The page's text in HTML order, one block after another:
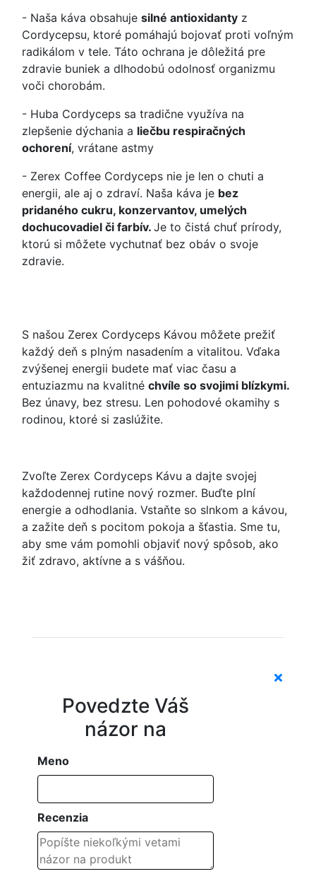
- Naša káva obsahuje silné antioxidanty z
Cordycepsu, ktoré pomáhajú bojovať proti voľným
radikálom v tele. Táto ochrana je dôležitá pre
zdravie buniek a dlhodobú odolnosť organizmu
voči chorobám.
- Huba Cordyceps sa tradične využíva na
zlepšenie dýchania a liečbu respiračných
ochorení, vrátane astmy
- Zerex Coffee Cordyceps nie je len o chuti a
energii, ale aj o zdraví. Naša káva je bez
pridaného cukru, konzervantov, umelých
dochucovadiel či farbív. Je to čistá chuť prírody,
ktorú si môžete vychutnať bez obáv o svoje
zdravie.
S našou Zerex Cordyceps Kávou môžete prežiť
každý deň s plným nasadením a vitalitou. Vďaka
zvýšenej energii budete mať viac času a
entuziazmu na kvalitné chvíle so svojimi blízkymi.
Bez únavy, bez stresu. Len pohodové okamihy s
rodinou, ktoré si zaslúžite.
Zvoľte Zerex Cordyceps Kávu a dajte svojej
každodennej rutine nový rozmer. Buďte plní
energie a odhodlania. Vstaňte so slnkom a kávou,
a zažite deň s pocitom pokoja a šťastia. Sme tu,
aby sme vám pomohli objaviť nový spôsob, ako
žiť zdravo, aktívne a s vášňou.
Povedzte Váš
názor na
Meno
Recenzia